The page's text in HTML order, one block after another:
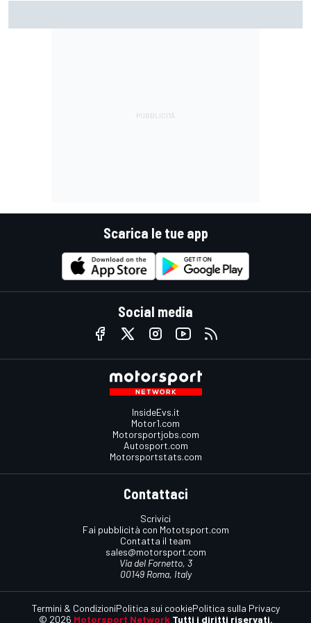
Scarica le tue app
Social media
InsideEvs.it
Motor1.com
Motorsportjobs.com
Autosport.com
Motorsportstats.com
Contattaci
Scrivici
Fai pubblicità con Mototsport.com
Contatta il team
sales@motorsport.com
Via del Fornetto, 3
00149 Roma, Italy
© 2026 Motorsport Network Tutti i diritti riservati.
Termini & CondizioniPolitica sui cookiePolitica sulla Privacy